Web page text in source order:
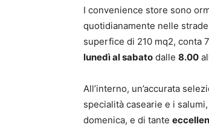
I convenience store sono
quotidianamente nelle
superfice di 210 mq2, conta
lunedì al sabato dalle 8.00
All’interno, un’accurata
specialità casearie e i
domenica, e di tante